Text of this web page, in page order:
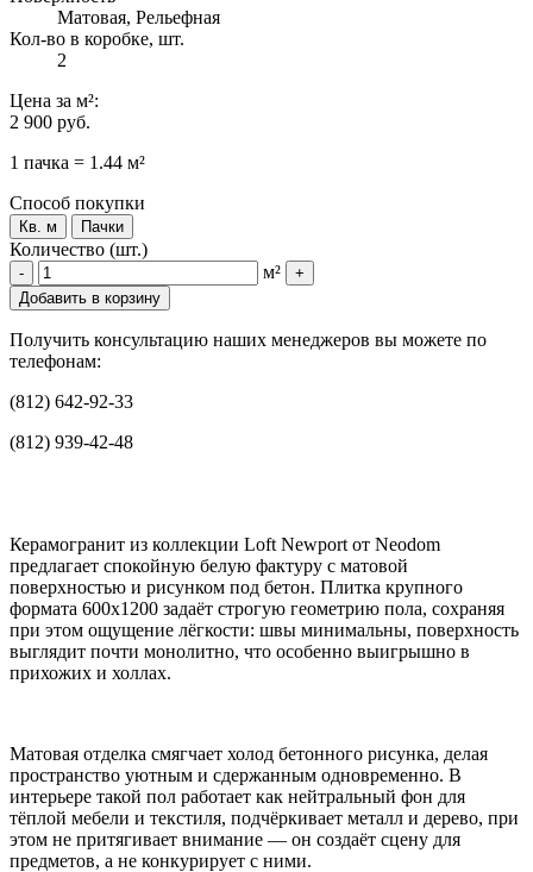
Матовая, Рельефная
Кол-во в коробке, шт.
2
Цена за м²:
2 900 руб.
1 пачка = 1.44 м²
Способ покупки
Кв. м Пачки
Количество (шт.)
- м²
+
Добавить в корзину
Получить консультацию наших менеджеров вы можете по
телефонам:
(812) 642-92-33
(812) 939-42-48
Керамогранит из коллекции Loft Newport от Neodom
предлагает спокойную белую фактуру с матовой
поверхностью и рисунком под бетон. Плитка крупного
формата 600x1200 задаёт строгую геометрию пола, сохраняя
при этом ощущение лёгкости: швы минимальны, поверхность
выглядит почти монолитно, что особенно выигрышно в
прихожих и холлах.
Матовая отделка смягчает холод бетонного рисунка, делая
пространство уютным и сдержанным одновременно. В
интерьере такой пол работает как нейтральный фон для
тёплой мебели и текстиля, подчёркивает металл и дерево, при
этом не притягивает внимание — он создаёт сцену для
предметов, а не конкурирует с ними.